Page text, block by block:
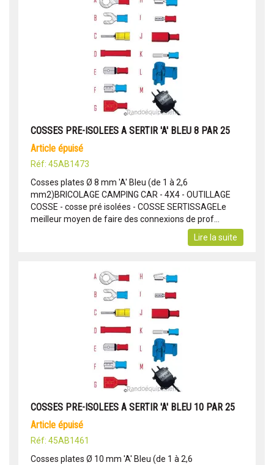
COSSES PRE-ISOLEES A SERTIR 'A' BLEU 8 PAR 25
article épuisé
Réf: 45AB1473
Cosses plates Ø 8 mm 'A' Bleu (de 1 à 2,6
mm2)BRICOLAGE CAMPING CAR - 4X4 - OUTILLAGE
COSSE - cosse pré isolées - COSSE SERTISSAGELe
meilleur moyen de faire des connexions de prof...
Lire la suite
COSSES PRE-ISOLEES A SERTIR 'A' BLEU 10 PAR 25
article épuisé
Réf: 45AB1461
Cosses plates Ø 10 mm 'A' Bleu (de 1 à 2,6